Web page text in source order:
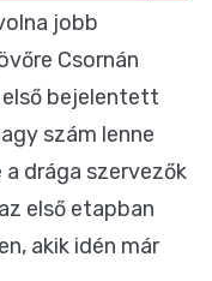
jobb
Csornán
első bejelentett
szám lenne
drága szervezők
első etapban
akik idén már